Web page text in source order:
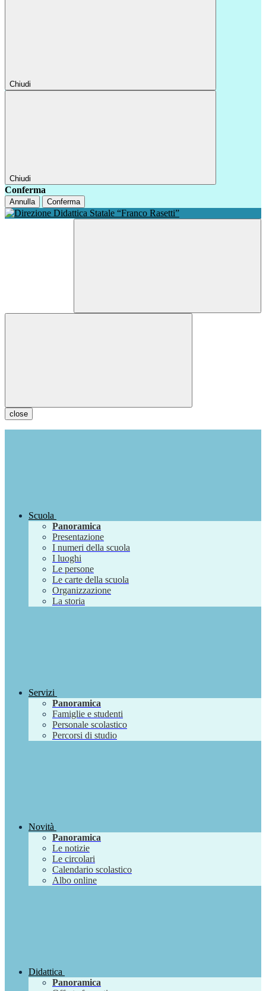
Chiudi
Chiudi
Conferma
Annulla Conferma
close
Scuola
Panoramica
Presentazione
I numeri della scuola
I luoghi
Le persone
Le carte della scuola
Organizzazione
La storia
Servizi
Panoramica
Famiglie e studenti
Personale scolastico
Percorsi di studio
Novità
Panoramica
Le notizie
Le circolari
Calendario scolastico
Albo online
Didattica
Panoramica